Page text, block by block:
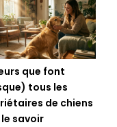
que font
tous les
de chiens
savoir